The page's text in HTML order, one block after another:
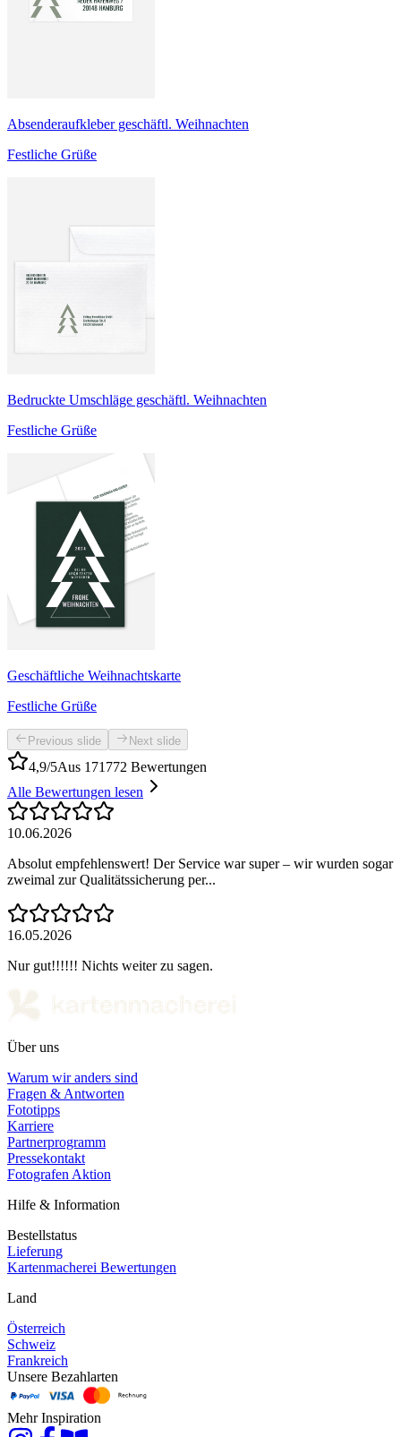
Absenderaufkleber geschäftl. Weihnachten
Festliche Grüße
Bedruckte Umschläge geschäftl. Weihnachten
Festliche Grüße
Geschäftliche Weihnachtskarte
Festliche Grüße
Previous slide Next slide
4,9/5Aus 171772 Bewertungen
Alle Bewertungen lesen
10.06.2026
Absolut empfehlenswert! Der Service war super – wir wurden sogar
zweimal zur Qualitätssicherung per...
16.05.2026
Nur gut!!!!!! Nichts weiter zu sagen.
Über uns
Warum wir anders sind
Fragen & Antworten
Fototipps
Karriere
Partnerprogramm
Pressekontakt
Fotografen Aktion
Hilfe & Information
Bestellstatus
Lieferung
Kartenmacherei Bewertungen
Land
Österreich
Schweiz
Frankreich
Unsere Bezahlarten
Mehr Inspiration